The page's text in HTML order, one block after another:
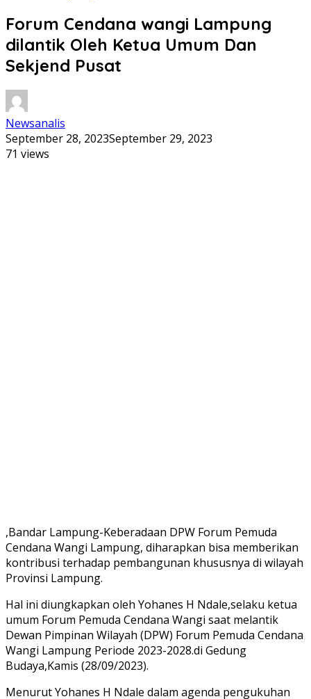
Forum Cendana wangi Lampung
dilantik Oleh Ketua Umum Dan
Sekjend Pusat
Newsanalis
September 28, 2023September 29, 2023
71 views
,Bandar Lampung-Keberadaan DPW Forum Pemuda
Cendana Wangi Lampung, diharapkan bisa memberikan
kontribusi terhadap pembangunan khususnya di wilayah
Provinsi Lampung.
Hal ini diungkapkan oleh Yohanes H Ndale,selaku ketua
umum Forum Pemuda Cendana Wangi saat melantik
Dewan Pimpinan Wilayah (DPW) Forum Pemuda Cendana
Wangi Lampung Periode 2023-2028.di Gedung
Budaya,Kamis (28/09/2023).
Menurut Yohanes H Ndale dalam agenda pengukuhan